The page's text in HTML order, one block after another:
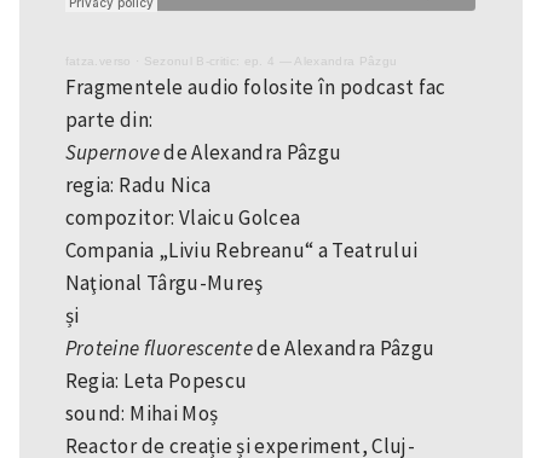
fatza.verso Sezonul B-critic: ep. 4 — Alexandra Pâzgu
Fragmentele audio folosite în podcast fac
parte din:
Supernovede Alexandra Pâzgu
regia: Radu Nica
compozitor: Vlaicu Golcea
Compania „Liviu Rebreanu“ a Teatrului
Naţional Târgu-Mureş
și
Proteine fluorescentede Alexandra Pâzgu
Regia: Leta Popescu
sound: Mihai Moș
Reactor de creație și experiment, Cluj-